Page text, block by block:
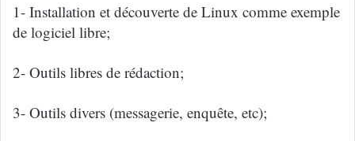
1- Installation et découverte de Linux comme exemple
de logiciel libre;
2- Outils libres de rédaction;
3- Outils divers (messagerie, enquête, etc);